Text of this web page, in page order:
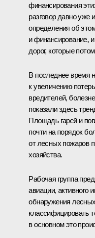
финансирования
разговор давно уже
определения об
и финансирование, и
дорог, которые
В последнее время
к увеличению
вредителей,
показали здесь
Площадь гарей и
почти на порядок
от лесных пожаров
хозяйства.
Рабочая группа
авиации, активного
обнаружения
классифицировать
в основном это